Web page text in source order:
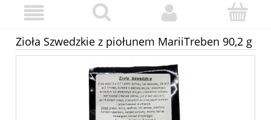
Zioła Szwedzkie z piołunem MariiTreben 90,2 g